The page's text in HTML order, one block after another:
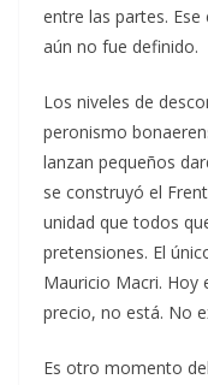
entre las partes.
aún no fue definido.
Los niveles de
peronismo
lanzan pequeños
se construyó el
unidad que todos
pretensiones. El
Mauricio Macri. Hoy
precio, no está. No
Es otro momento